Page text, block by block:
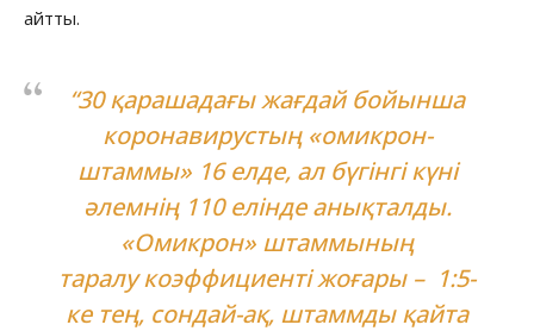
айтты.
“30 қарашадағы жағдай бойынша
коронавирустың «омикрон-
штаммы» 16 елде, ал бүгінгі күні
әлемнің 110 елінде анықталды.
«Омикрон» штаммының
таралу коэффициенті жоғары – 1:5-
ке тең, сондай-ақ, штаммды қайта